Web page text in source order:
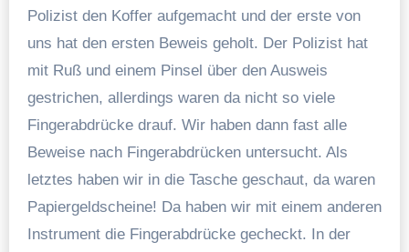
Polizist den Koffer aufgemacht und der erste von
uns hat den ersten Beweis geholt. Der Polizist hat
mit Ruß und einem Pinsel über den Ausweis
gestrichen, allerdings waren da nicht so viele
Fingerabdrücke drauf. Wir haben dann fast alle
Beweise nach Fingerabdrücken untersucht. Als
letztes haben wir in die Tasche geschaut, da waren
Papiergeldscheine! Da haben wir mit einem anderen
Instrument die Fingerabdrücke gecheckt. In der